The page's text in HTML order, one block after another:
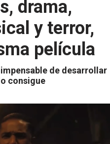
q
u
drama,
y terror,
película
de desarrollar
consigue